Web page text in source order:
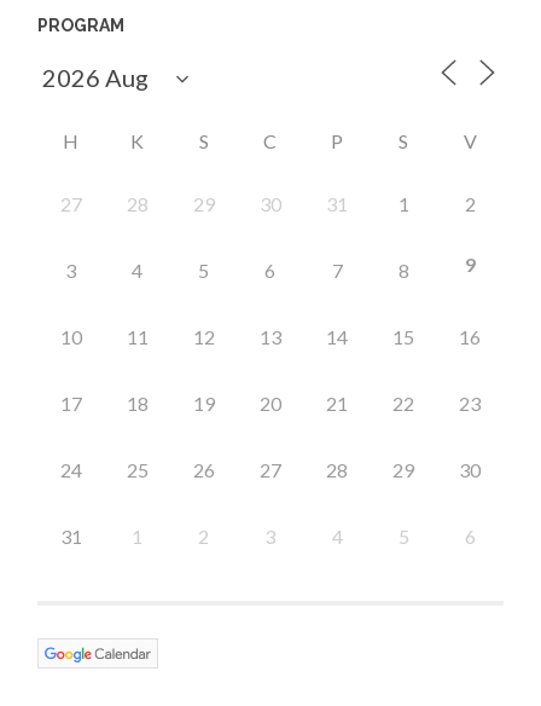
PROGRAM
H K S C P S V
27 28 29 30 31 1 2
3 4 5 6 7 8 9
10 11 12 13 14 15 16
17 18 19 20 21 22 23
24 25 26 27 28 29 30
31 1 2 3 4 5 6